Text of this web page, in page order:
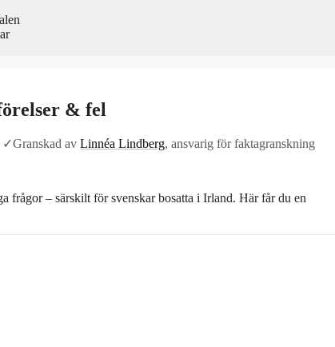
& fel
✓Granskad av Linnéa Lindberg, ansvarig för faktagranskning
frågor – särskilt för svenskar bosatta i Irland. Här får du en